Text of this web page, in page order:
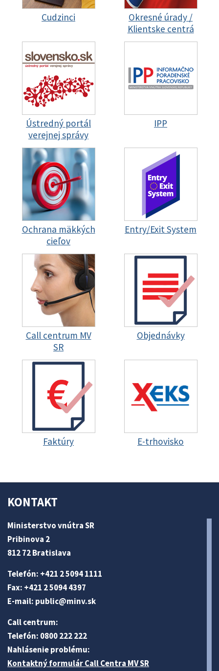
Cudzinci
Okresné úrady /
Klientske centrá
Ústredný portál
verejnej správy
IPP
Ochrana mäkkých
cieľov
Entry/Exit System
Call centrum MV
SR
Objednávky
Faktúry E-trhovisko
KONTAKT
Ministerstvo vnútra SR
Pribinova 2
812 72 Bratislava
Telefón: +421 2 5094 1111
Fax: +421 2 5094 4397
E-mail: public@minv.sk
Call centrum:
Telefón: 0800 222 222
Nahlásenie problému:
Kontaktný formulár Call Centra MV SR